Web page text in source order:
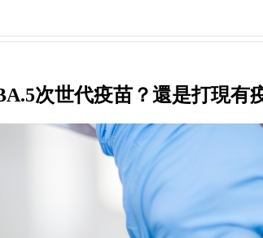
次世代疫苗？還是打現有